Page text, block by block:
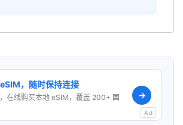
，随时保持连接
在线购买本地 eSIM，覆盖 200+ 国
→
Ad